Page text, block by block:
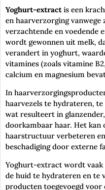
Yoghurt-extractis een
en haarverzorging vanwege
verzachtende en voedende
wordt gewonnen uit melk,
verandert in yoghurt,
vitamines (zoals vitamine
calcium en magnesium
In
haarvezels te hydrateren,
wat resulteert in
doorkambaar haar. Het kan
haarstructuur verbeteren
beschadiging door externe
Yoghurt-extract wordt vaak
de huid te hydrateren en te
producten toegevoegd voor